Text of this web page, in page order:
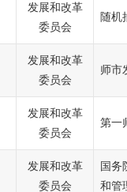
发展和改革
委员会
随机
发展和改革
委员会
师市
发展和改革
委员会
第一
发展和改革
委员会
国务
和管